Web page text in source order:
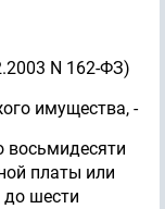
N 162-ФЗ)
имущества, -
восьмидесяти
платы или
до шести